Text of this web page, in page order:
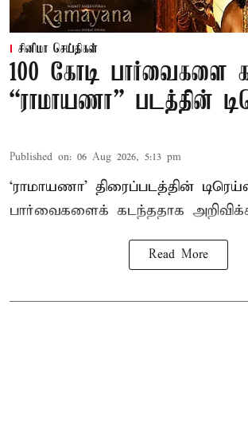
சினிமா செய்திகள்
100 கோடி பார்வைகளை
“ராமாயணா” படத்தின்
Published on: 06 Aug 2026, 5:13 pm
‘ராமாயணா’ திரைப்படத்தின்
பார்வைகளைக் கடந்ததாக
Read More